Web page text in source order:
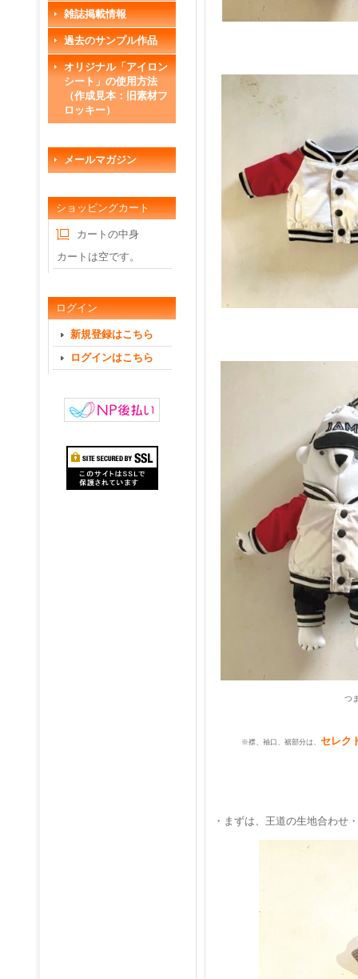
雑誌掲載情報
過去のサンプル作品
オリジナル「アイロン
シート」の使用方法
（作成見本：旧素材フ
ロッキー）
メールマガジン
ショッピングカート
カートの中身
カートは空です。
ログイン
新規登録はこちら
ログインはこちら
つ
※襟、袖口、裾部分は、 セレク
・まずは、王道の生地合わせ